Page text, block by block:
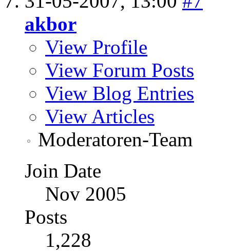
akbor
View Profile
View Forum Posts
View Blog Entries
View Articles
Moderatoren-Team
Join Date
Nov 2005
Posts
1,228